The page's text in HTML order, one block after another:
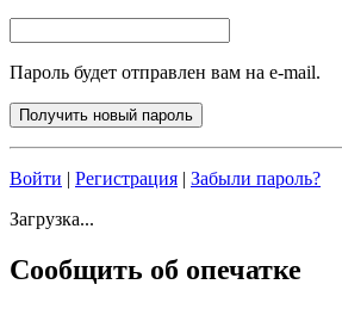
Пароль будет отправлен вам на e-mail.
Войти | Регистрация | Забыли пароль?
Загрузка...
Сообщить об опечатке